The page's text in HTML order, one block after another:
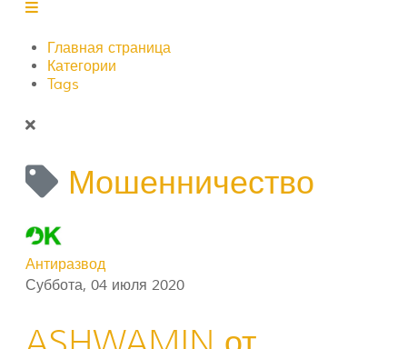
Главная страница
Категории
Tags
Мошенничество
Антиразвод
Суббота, 04 июля 2020